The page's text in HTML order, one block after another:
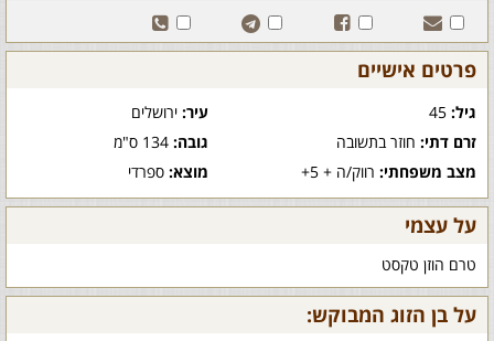
פרטים אישיים
גיל: עיר:ירושלים
זרם דתי: חוזר בתשובה גובה:134 ס"מ
מצב משפחתי: רווק/ה + 5+ מוצא:ספרדי
על עצמי
טרם הוזן טקסט
על בן הזוג המבוקש: